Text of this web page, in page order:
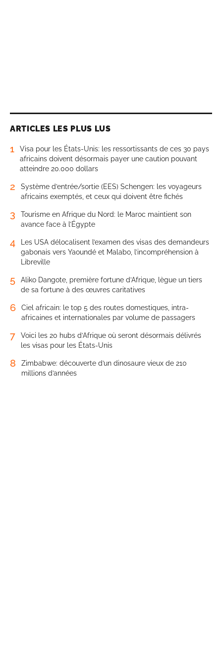
ARTICLES LES PLUS LUS
1
Visa pour les États-Unis: les ressortissants de ces 30 pays
africains doivent désormais payer une caution pouvant
atteindre 20.000 dollars
2
Système d’entrée/sortie (EES) Schengen: les voyageurs
africains exemptés, et ceux qui doivent être fichés
3
Tourisme en Afrique du Nord: le Maroc maintient son
avance face à l’Égypte
4
Les USA délocalisent l’examen des visas des demandeurs
gabonais vers Yaoundé et Malabo, l’incompréhension à
Libreville
5
Aliko Dangote, première fortune d’Afrique, lègue un tiers
de sa fortune à des œuvres caritatives
6
Ciel africain: le top 5 des routes domestiques, intra-
africaines et internationales par volume de passagers
7
Voici les 20 hubs d’Afrique où seront désormais délivrés
les visas pour les États-Unis
8
Zimbabwe: découverte d’un dinosaure vieux de 210
millions d’années